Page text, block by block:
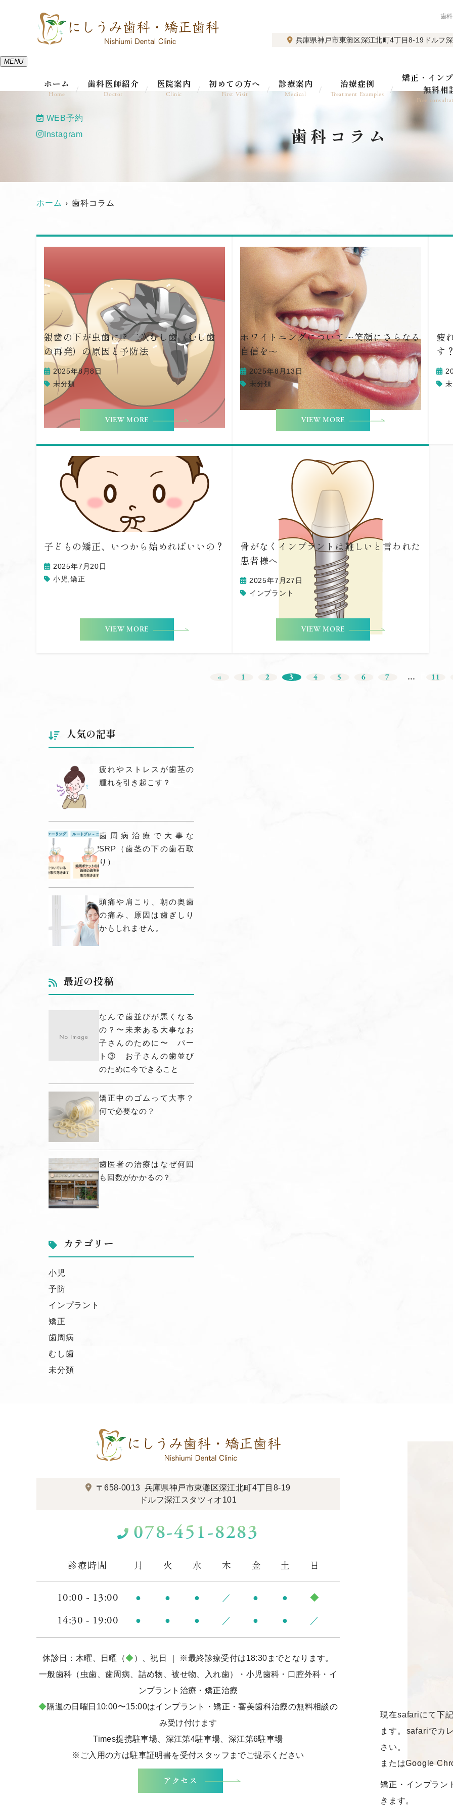
歯
兵庫県神戸市東灘区深江北町4丁目8-19 ドルフ
MENU
ホーム
Home
歯科医師紹介
Doctor
医院案内
Clinic
初めての方へ
First Visit
診療案内
Medical
治療症例
Treatment Examples
矯正・イン
無料相
Free
WEB予約
Instagram
歯科コラム
ホーム 歯科コラム
銀歯の下が虫歯に!? 二次むし歯（むし歯
の再発）の原因と予防法
2025年8月8日
未分類
VIEW MORE
ホワイトニングについて〜笑顔にさらなる
自信を〜
2025年8月13日
未分類
VIEW MORE
疲
す
子どもの矯正、いつから始めればいいの？
2025年7月20日
小児 ,矯正
VIEW MORE
骨がなくインプラントは難しいと言われた
患者様へ
2025年7月27日
インプラント
VIEW MORE
« 1 2 3 4 5 6 7 … 11
人気の記事
疲れやストレスが歯茎の
腫れを引き起こす？
歯周病治療で大事な
SRP（歯茎の下の歯石取
り）
頭痛や肩こり、朝の奥歯
の痛み、原因は歯ぎしり
かもしれません。
最近の投稿
なんで歯並びが悪くなる
の？〜未来ある大事なお
子さんのために〜 パー
ト③ お子さんの歯並び
のために今できること
矯正中のゴムって大事？
何で必要なの？
歯医者の治療はなぜ何回
も回数がかかるの？
カテゴリー
小児
予防
インプラント
矯正
歯周病
むし歯
未分類
〒658-0013 兵庫県神戸市東灘区深江北町4丁目8-19
ドルフ深江スタツィオ101
078-451-8283
診療時間 月 火 水 木 金 土 日
10:00 - 13:00 ● ● ● ／ ● ● ◆
14:30 - 19:00 ● ● ● ／ ● ● ／
休診日：木曜、日曜（◆）、祝日
※最終診療受付は18:30までとなります。
一般歯科（虫歯、歯周病、詰め物、被せ物、入れ歯）・小児歯科・口腔外科・イ
ンプラント治療・矯正治療
◆隔週の日曜日10:00〜15:00はインプラント・矯正・審美歯科治療の無料相談の
み受け付けます
Times提携駐車場、深江第4駐車場、深江第6駐車場
※ご入用の方は駐車証明書を受付スタッフまでご提示ください
アクセス
現在safariにて下
ます。safariでカ
さい。
またはGoogle
矯正・インプラン
きます。